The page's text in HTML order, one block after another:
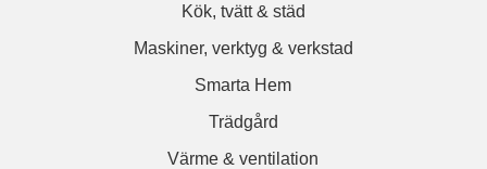
Kök, tvätt & städ
Maskiner, verktyg & verkstad
Smarta Hem
Trädgård
Värme & ventilation